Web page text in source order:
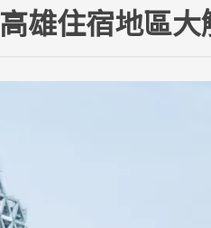
高雄住宿地區